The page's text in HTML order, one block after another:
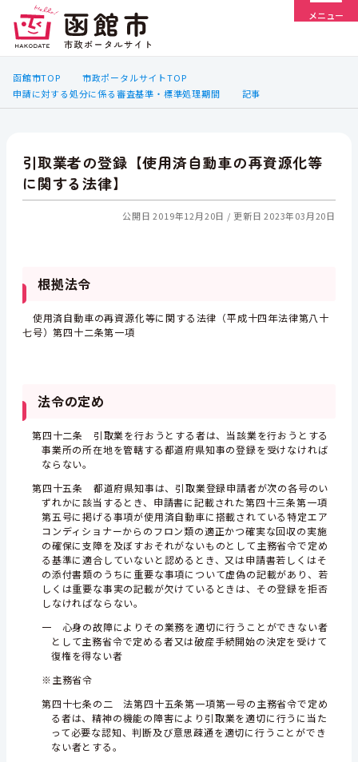
メニュー
函館市TOP
市政ポータルサイトTOP
申請に対する処分に係る審査基準・標準処理期間
記事
引取業者の登録【使用済自動車の再資源化等
に関する法律】
公開日 2019年12月20日 更新日 2023年03月20日
根拠法令
使用済自動車の再資源化等に関する法律（平成十四年法律第八十
七号）第四十二条第一項
法令の定め
第四十二条 引取業を行おうとする者は、当該業を行おうとする
事業所の所在地を管轄する都道府県知事の登録を受けなければ
ならない。
第四十五条 都道府県知事は、引取業登録申請者が次の各号のい
ずれかに該当するとき、申請書に記載された第四十三条第一項
第五号に掲げる事項が使用済自動車に搭載されている特定エア
コンディショナーからのフロン類の適正かつ確実な回収の実施
の確保に支障を及ぼすおそれがないものとして主務省令で定め
る基準に適合していないと認めるとき、又は申請書若しくはそ
の添付書類のうちに重要な事項について虚偽の記載があり、若
しくは重要な事実の記載が欠けているときは、その登録を拒否
しなければならない。
一 心身の故障によりその業務を適切に行うことができない者
として主務省令で定める者又は破産手続開始の決定を受けて
復権を得ない者
※主務省令
第四十七条の二 法第四十五条第一項第一号の主務省令で定め
る者は、精神の機能の障害により引取業を適切に行うに当た
って必要な認知、判断及び意思疎通を適切に行うことができ
ない者とする。